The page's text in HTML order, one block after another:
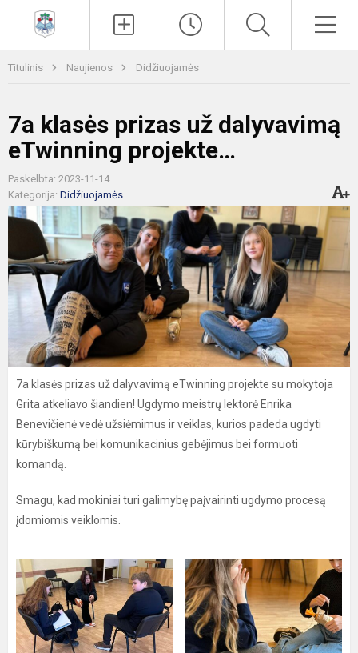
Titulinis Naujienos Didžiuojamės
7a klasės prizas už dalyvavimą
eTwinning projekte…
Paskelbta: 2023-11-14
Kategorija: Didžiuojamės
7a klasės prizas už dalyvavimą eTwinning projekte su mokytoja
Grita atkeliavo šiandien! Ugdymo meistrų lektorė Enrika
Benevičienė vedė užsiėmimus ir veiklas, kurios padeda ugdyti
kūrybiškumą bei komunikacinius gebėjimus bei formuoti
komandą.
Smagu, kad mokiniai turi galimybę paįvairinti ugdymo procesą
įdomiomis veiklomis.